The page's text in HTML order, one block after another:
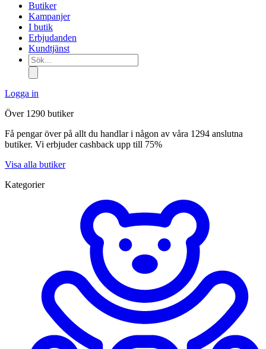
Butiker
Kampanjer
I butik
Erbjudanden
Kundtjänst
Sök...
Logga in
Över 1290 butiker
Få pengar över på allt du handlar i någon av våra 1294 anslutna
butiker. Vi erbjuder cashback upp till 75%
Visa alla butiker
Kategorier